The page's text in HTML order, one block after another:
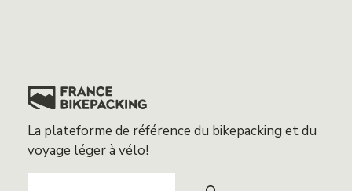
La plateforme de référence du bikepacking et du
voyage léger à vélo!